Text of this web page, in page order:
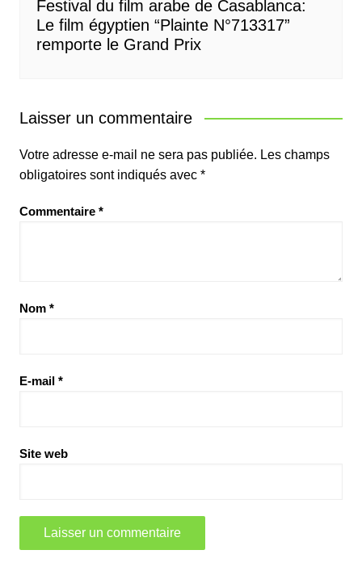
Festival du film arabe de Casablanca:
Le film égyptien “Plainte N°713317”
remporte le Grand Prix
Laisser un commentaire
Votre adresse e-mail ne sera pas publiée. Les champs
obligatoires sont indiqués avec *
Commentaire *
Nom *
E-mail *
Site web